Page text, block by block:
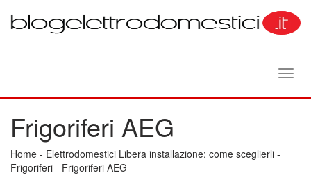
Frigoriferi AEG
Home - Elettrodomestici Libera installazione: come sceglierli -
Frigoriferi - Frigoriferi AEG